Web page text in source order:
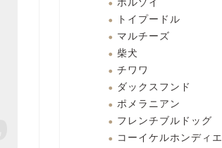
ボルゾイ
トイプードル
マルチーズ
柴犬
チワワ
ダックスフンド
ポメラニアン
フレンチブルドッグ
コーイケルホンディエ